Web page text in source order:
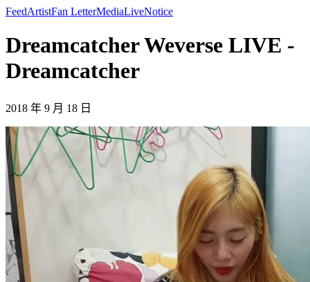
FeedArtistFan LetterMediaLiveNotice
Dreamcatcher Weverse LIVE -
Dreamcatcher
2018 年 9 月 18 日